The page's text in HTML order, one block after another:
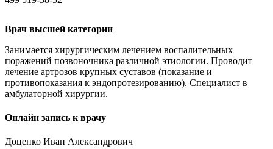
Врач высшей категории
Занимается хирургическим лечением воспалительных
поражений позвоночника различной этиологии. Проводит
лечение артрозов крупных суставов (показание и
противопоказания к эндопротезированию). Специалист в
амбулаторной хирургии.
Онлайн запись к врачу
Доценко Иван Александрович